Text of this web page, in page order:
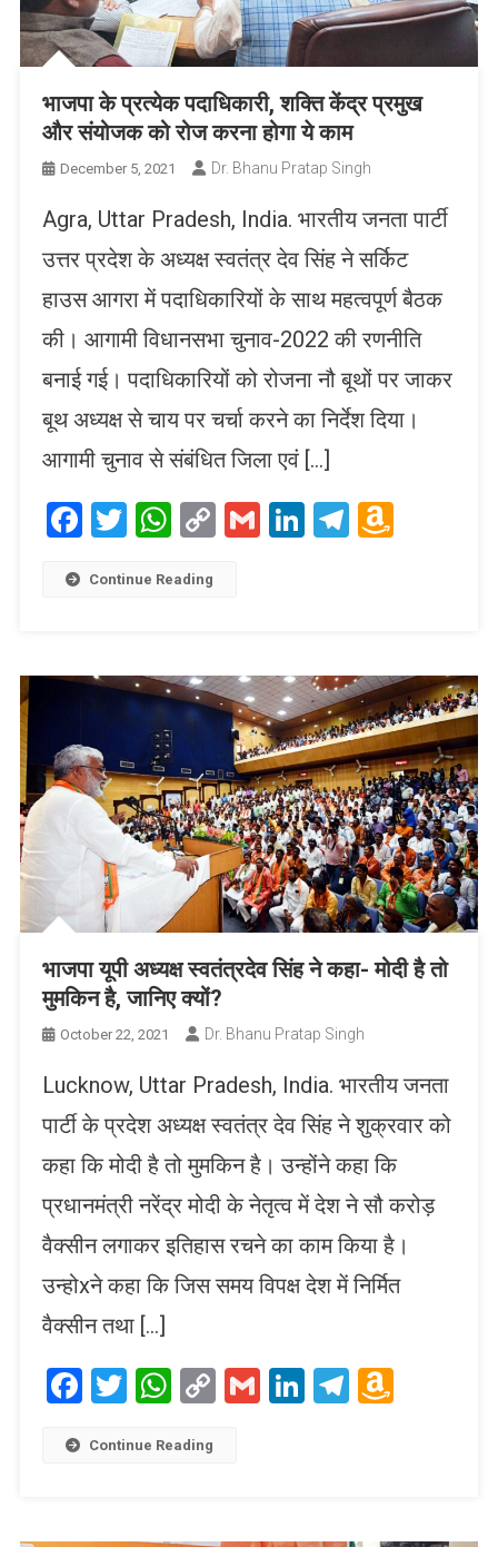
भाजपा के प्रत्येक पदाधिकारी, शक्ति केंद्र प्रमुख
और संयोजक को रोज करना होगा ये काम
December 5, 2021 Dr. Bhanu Pratap Singh
Agra, Uttar Pradesh, India. भारतीय जनता पार्टी
उत्तर प्रदेश के अध्यक्ष स्वतंत्र देव सिंह ने सर्किट
हाउस आगरा में पदाधिकारियों के साथ महत्वपूर्ण बैठक
की। आगामी विधानसभा चुनाव-2022 की रणनीति
बनाई गई। पदाधिकारियों को रोजना नौ बूथों पर जाकर
बूथ अध्यक्ष से चाय पर चर्चा करने का निर्देश दिया।
आगामी चुनाव से संबंधित जिला एवं […]
Facebook
Twitter
WhatsApp
CopyGmailLinkedIn
Telegram
Continue Reading
भाजपा यूपी अध्यक्ष स्वतंत्रदेव सिंह ने कहा- मोदी है तो
मुमकिन है, जानिए क्यों?
October 22, 2021 Dr. Bhanu Pratap Singh
Lucknow, Uttar Pradesh, India. भारतीय जनता
पार्टी के प्रदेश अध्यक्ष स्वतंत्र देव सिंह ने शुक्रवार को
कहा कि मोदी है तो मुमकिन है। उन्होंने कहा कि
प्रधानमंत्री नरेंद्र मोदी के नेतृत्व में देश ने सौ करोड़
वैक्सीन लगाकर इतिहास रचने का काम किया है।
उन्होxने कहा कि जिस समय विपक्ष देश में निर्मित
वैक्सीन तथा […]
Facebook
TwitterWhatsApp
CopyGmailLinkedIn
Telegram
Continue Reading